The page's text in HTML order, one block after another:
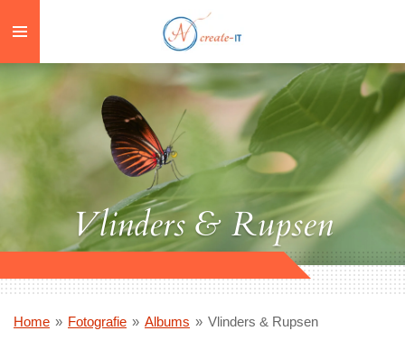
direct
naar
Vlinders & Rupsen
Home » Fotografie » Albums » Vlinders & Rupsen